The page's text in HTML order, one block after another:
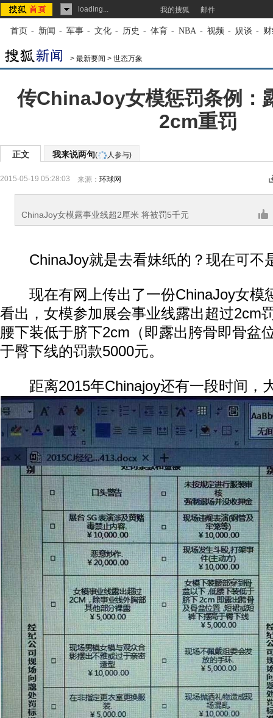
loading... 我的搜狐 邮件
首页 - 新闻 - 军事 - 文化 - 历史 - 体育 - NBA - 视频 - 娱谈 -
> 最新要闻 > 世态万象
传ChinaJoy女模惩罚条例：
2cm重罚
正文 我来说两句( 人参与)
2015-05-19 05:28:03 来源： 环球网
ChinaJoy女模露事业线超2厘米 将被罚5千元
ChinaJoy就是去看妹纸的？现在可不
现在有网上传出了一份ChinaJoy女模
看出，女模参加展会事业线露出超过2cm
腰下装低于脐下2cm（即露出胯骨即骨盆
于臀下线的罚款5000元。
距离2015年Chinajoy还有一段时间，